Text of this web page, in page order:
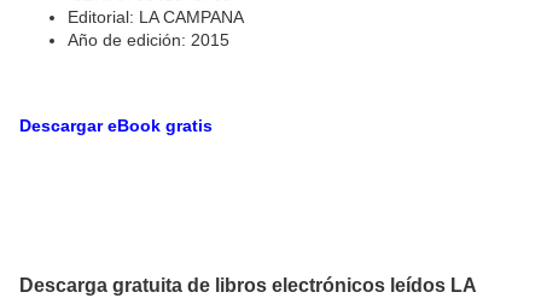
Editorial: LA CAMPANA
Año de edición: 2015
Descargar eBook gratis
Descarga gratuita de libros electrónicos leídos LA